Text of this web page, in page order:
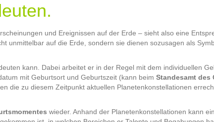
und Ereignissen auf der Erde – sieht also eine
unmittelbar auf die Erde, sondern sie dienen sozusagen als
kann. Dabei arbeitet er in der Regel mit dem individuellen
mit Geburtsort und Geburtszeit (kann beim Standesamt des
die zu diesem Zeitpunkt aktuellen Planetenkonstellationen
wieder. Anhand der Planetenkonstellationen kann